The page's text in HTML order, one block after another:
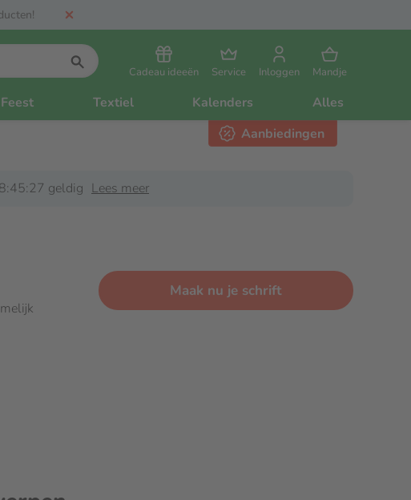
Cadeau ideeën Service Inloggen Mandje
Feest Textiel Kalenders
Alles
Aanbiedingen
geldig Lees meer
Maak nu je schrift